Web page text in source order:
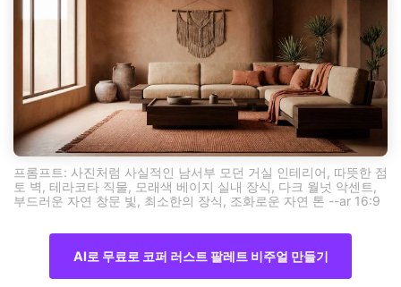
프롬프트: 사진처럼 사실적인 남서부 모던 거실 인테리어, 따뜻한 점
토 벽, 테라코타 직물, 모래색 베이지 실내 장식, 다크 월넛 악센트,
부드러운 자연 창문 빛, 최소한의 장식, 조화로운 자연 톤 --ar 16:9
AI로 무료로 코퍼 러스트 팔레트 비주얼 만들기